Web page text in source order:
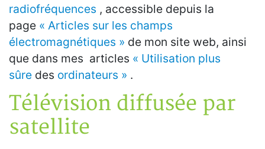
radiofréquences , accessible depuis la
page « Articles sur les champs
électromagnétiques » de mon site web, ainsi
que dans mes articles « Utilisation plus
sûre des ordinateurs » .
Télévision diffusée par
satellite